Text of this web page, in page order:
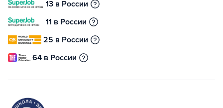
13 в России
11 в России
25 в России
64 в России